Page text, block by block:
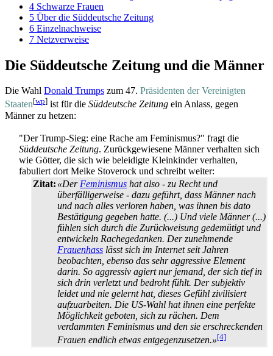
4 Schwarze Frauen
5 Über die Süddeutsche Zeitung
6 Einzelnachweise
7 Netzverweise
Die Süddeutsche Zeitung und die Männer
Die Wahl Donald Trumps zum 47. Präsidenten der Vereinigten
Staaten[wp] ist für die Süddeutsche Zeitung ein Anlass, gegen
Männer zu hetzen:
"Der Trump-Sieg: eine Rache am Feminismus?" fragt die
Süddeutsche Zeitung. Zurückgewiesene Männer verhalten sich
wie Götter, die sich wie beleidigte Kleinkinder verhalten,
fabuliert dort Meike Stoverock und schreibt weiter:
Zitat: «Der Feminismus hat also - zu Recht und
überfälligerweise - dazu geführt, dass Männer nach
und nach alles verloren haben, was ihnen bis dato
Bestätigung gegeben hatte. (...) Und viele Männer (...)
fühlen sich durch die Zurückweisung gedemütigt und
entwickeln Rachegedanken. Der zunehmende
Frauenhass lässt sich im Internet seit Jahren
beobachten, ebenso das sehr aggressive Element
darin. So aggressiv agiert nur jemand, der sich tief in
sich drin verletzt und bedroht fühlt. Der subjektiv
leidet und nie gelernt hat, dieses Gefühl zivilisiert
aufzuarbeiten. Die US-Wahl hat ihnen eine perfekte
Möglichkeit geboten, sich zu rächen. Dem
verdammten Feminismus und den sie erschreckenden
Frauen endlich etwas entgegenzusetzen.»[4]